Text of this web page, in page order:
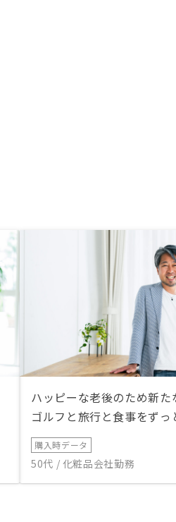
ハッピーな老後のため新た
ゴルフと旅行と食事をずっ
購入時データ
50代 / 化粧品会社勤務